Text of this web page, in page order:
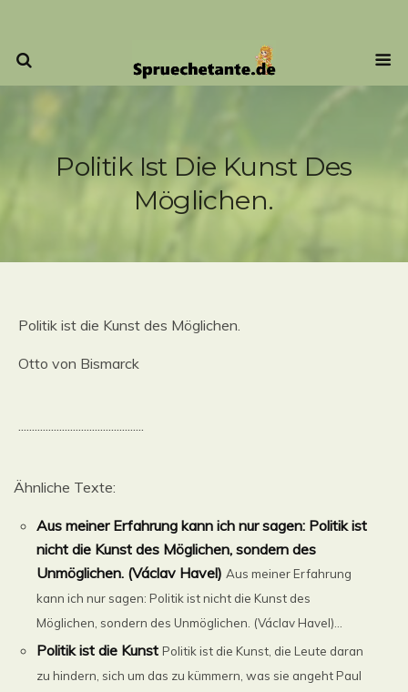
Politik Ist Die Kunst Des
Möglichen.
Politik ist die Kunst des Möglichen.
Otto von Bismarck
..............................................
Ähnliche Texte:
Aus meiner Erfahrung kann ich nur sagen: Politik ist
nicht die Kunst des Möglichen, sondern des
Unmöglichen. (Václav Havel) Aus meiner Erfahrung
kann ich nur sagen: Politik ist nicht die Kunst des
Möglichen, sondern des Unmöglichen. (Václav Havel)...
Politik ist die Kunst Politik ist die Kunst, die Leute daran
zu hindern, sich um das zu kümmern, was sie angeht Paul